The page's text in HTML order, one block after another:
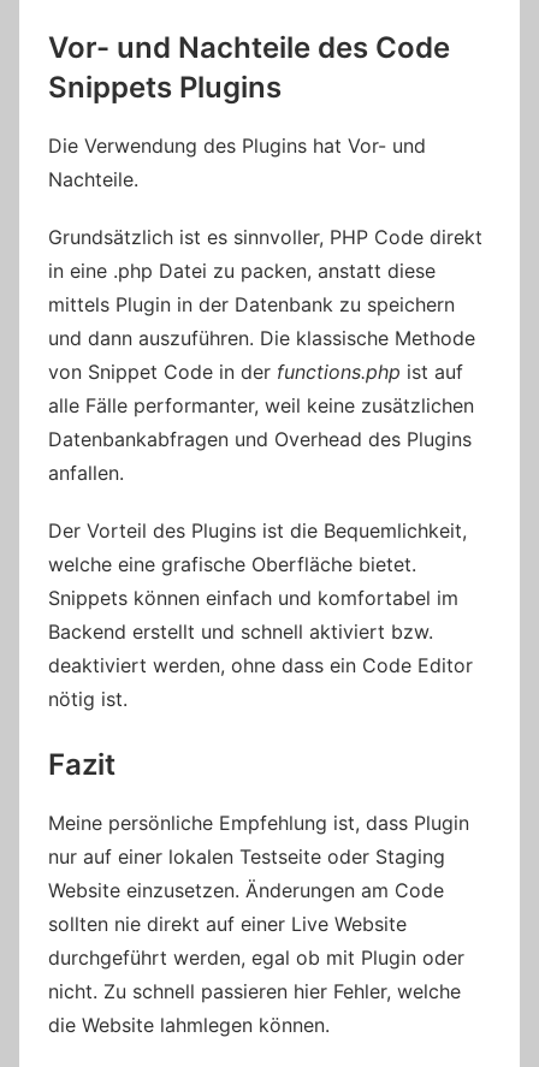
Vor- und Nachteile des Code
Snippets Plugins
Die Verwendung des Plugins hat Vor- und
Nachteile.
Grundsätzlich ist es sinnvoller, PHP Code direkt
in eine .php Datei zu packen, anstatt diese
mittels Plugin in der Datenbank zu speichern
und dann auszuführen. Die klassische Methode
von Snippet Code in der functions.php ist auf
alle Fälle performanter, weil keine zusätzlichen
Datenbankabfragen und Overhead des Plugins
anfallen.
Der Vorteil des Plugins ist die Bequemlichkeit,
welche eine grafische Oberfläche bietet.
Snippets können einfach und komfortabel im
Backend erstellt und schnell aktiviert bzw.
deaktiviert werden, ohne dass ein Code Editor
nötig ist.
Fazit
Meine persönliche Empfehlung ist, dass Plugin
nur auf einer lokalen Testseite oder Staging
Website einzusetzen. Änderungen am Code
sollten nie direkt auf einer Live Website
durchgeführt werden, egal ob mit Plugin oder
nicht. Zu schnell passieren hier Fehler, welche
die Website lahmlegen können.